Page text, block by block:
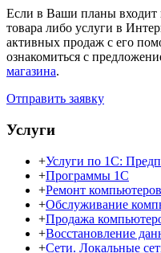
Если в Ваши планы входит
товара либо услуги в
активных продаж с его
ознакомиться с
магазина.
Отправить заявку
Услуги
+Услуги по 1С:
+Программы 1С
+Ремонт компьютеров
+Обслуживание
+Продажа
+Восстановление
+Сети. Локальные